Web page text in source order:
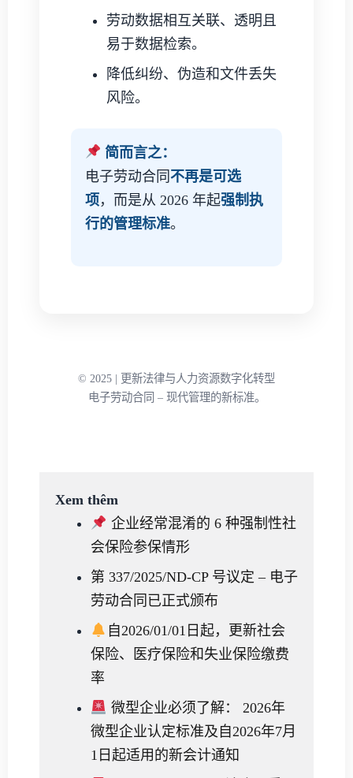
劳动数据相互关联、透明且
易于数据检索。
降低纠纷、伪造和文件丢失
风险。
简而言之：
电子劳动合同不再是可选
项，而是从 2026 年起强制执
行的管理标准。
© 2025 | 更新法律与人力资源数字化转型
电子劳动合同 – 现代管理的新标准。
Xem thêm
企业经常混淆的 6 种强制性社
会保险参保情形
第 337/2025/ND-CP 号议定 – 电子
劳动合同已正式颁布
自2026/01/01日起，更新社会
保险、医疗保险和失业保险缴费
率
微型企业必须了解： 2026年
微型企业认定标准及自2026年7月
1日起适用的新会计通知